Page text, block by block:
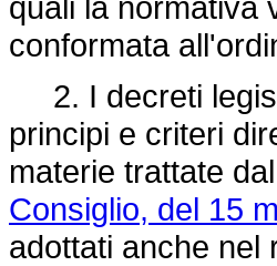
conformata
2. I decreti
principi e criteri
materie trattate dal
Consiglio, del 15
adottati anche nel